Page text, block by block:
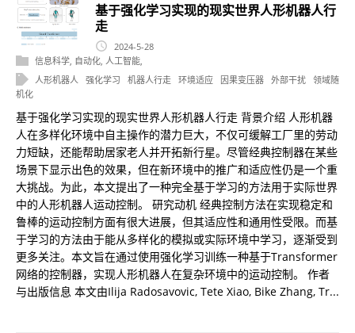
基于强化学习实现的现实世界人形机器人行
走
2024-5-28
信息科学 自动化 人工智能
人形机器人
强化学习 机器人行走 环境适应 因果变压器 外部干扰 领域随
机化
基于强化学习实现的现实世界人形机器人行走 背景介绍 人形机器
人在多样化环境中自主操作的潜力巨大，不仅可缓解工厂里的劳动
力短缺，还能帮助居家老人并开拓新行星。尽管经典控制器在某些
场景下显示出色的效果，但在新环境中的推广和适应性仍是一个重
大挑战。为此，本文提出了一种完全基于学习的方法用于实际世界
中的人形机器人运动控制。 研究动机 经典控制方法在实现稳定和
鲁棒的运动控制方面有很大进展，但其适应性和通用性受限。而基
于学习的方法由于能从多样化的模拟或实际环境中学习，逐渐受到
更多关注。本文旨在通过使用强化学习训练一种基于Transformer
网络的控制器，实现人形机器人在复杂环境中的运动控制。 作者
与出版信息 本文由Ilija Radosavovic, Tete Xiao, Bike Zhang, Tr...